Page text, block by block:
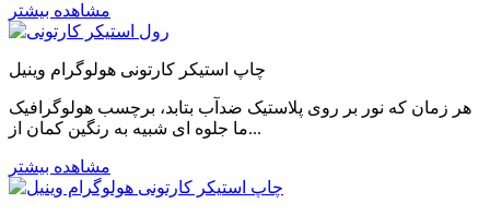
مشاهده بیشتر
چاپ استیکر کارتونی هولوگرام وینیل
هر زمان که نور بر روی پلاستیک ضدآب بتابد، برچسب هولوگرافیک
ما جلوه ای شبیه به رنگین کمان از...
مشاهده بیشتر